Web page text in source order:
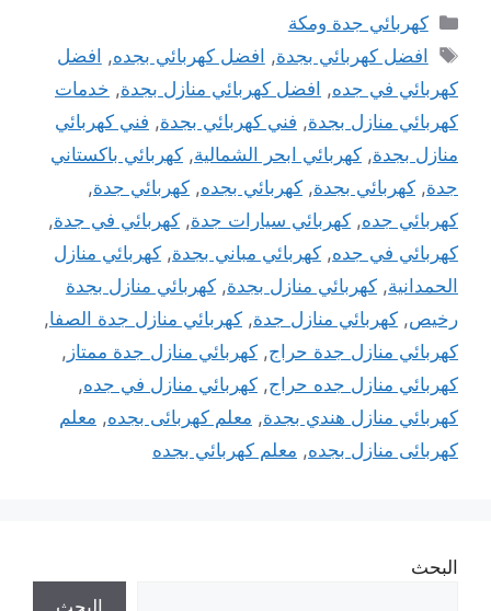
التصنيفات
كهربائي جدة ومكة
الوسوم
افضل كهربائي بجدة, افضل كهربائي بجده, افضل
كهربائي في جده, افضل كهربائي منازل بجدة, خدمات
كهربائي منازل بجدة, فني كهربائي بجدة, فني كهربائي
منازل بجدة, كهربائي ابحر الشمالية, كهربائي باكستاني
جدة, كهربائي بجدة, كهربائي بجده, كهربائي جدة,
كهربائي جده, كهربائي سيارات جدة, كهربائي في جدة,
كهربائي في جده, كهربائي مباني بجدة, كهربائي منازل
الحمدانية, كهربائي منازل بجدة, كهربائي منازل بجدة
رخيص, كهربائي منازل جدة, كهربائي منازل جدة الصفا,
كهربائي منازل جدة حراج, كهربائي منازل جدة ممتاز ,
كهربائي منازل جده حراج, كهربائي منازل في جده,
كهربائي منازل هندي بجدة, معلم كهربائى بجده, معلم
كهربائى منازل بجده, معلم كهربائي بجده
البحث
البحث